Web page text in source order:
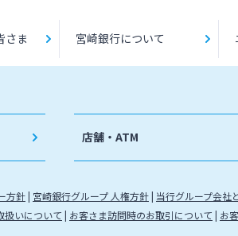
さま 宮崎銀行について
店舗・ATM
方針 宮崎銀行グループ 人権方針 当行グループ会社
扱いについて お客さま訪問時のお取引について
お